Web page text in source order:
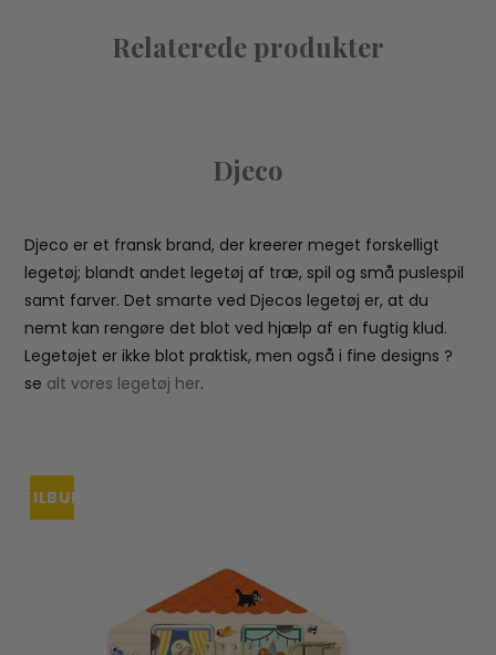
Relaterede produkter
Djeco
Djeco er et fransk brand, der kreerer meget forskelligt
legetøj; blandt andet legetøj af træ, spil og små puslespil
samt farver. Det smarte ved Djecos legetøj er, at du
nemt kan rengøre det blot ved hjælp af en fugtig klud.
Legetøjet er ikke blot praktisk, men også i fine designs ?
se alt vores legetøj her.
TILBUDUDSOLGT